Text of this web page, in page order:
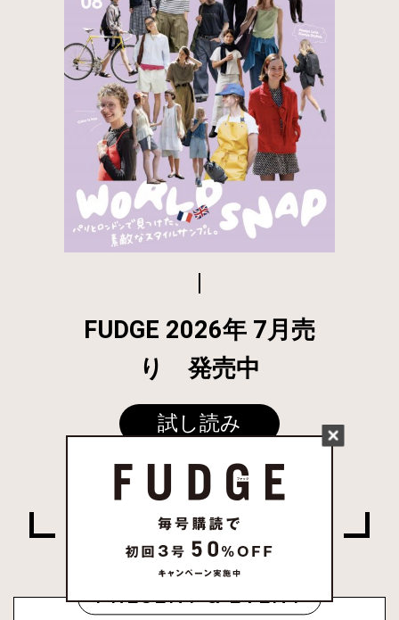
FUDGE 2026年 7月売
り 発売中
試し読み
姉妹誌一覧はこちら
PRESENT & EVENT